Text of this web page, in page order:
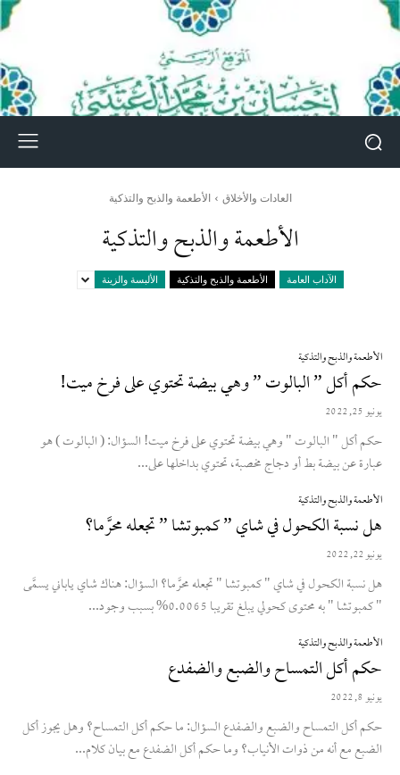
العادات والأخلاق الأطعمة والذبح والتذكية
الأطعمة والذبح والتذكية
الآداب العامة الأطعمة والذبح والتذكية الألبسة والزينة
الأطعمة والذبح والتذكية
حكم أكل ” البالوت ” وهي بيضة تحتوي على فرخ ميت!
يونيو 25, 2022
حكم أكل " البالوت " وهي بيضة تحتوي على فرخ ميت! السؤال: ( البالوت ) هو
عبارة عن بيضة بط أو دجاج مخصبة، تحتوي بداخلها على...
الأطعمة والذبح والتذكية
هل نسبة الكحول في شاي ” كمبوتشا ” تجعله محرَّما؟
يونيو 22, 2022
هل نسبة الكحول في شاي " كمبوتشا " تجعله محرَّما؟ السؤال: هناك شاي ياباني يسمَّى
" كمبوتشا " به محتوى كحولي يبلغ تقريبا 0.0065% بسبب وجود...
الأطعمة والذبح والتذكية
حكم أكل التمساح والضبع والضفدع
يونيو 8, 2022
حكم أكل التمساح والضبع والضفدع السؤال: ما حكم أكل التمساح؟ وهل يجوز أكل
الضبع مع أنه من ذوات الأنياب؟ وما حكم أكل الضفدع مع بيان كلام...